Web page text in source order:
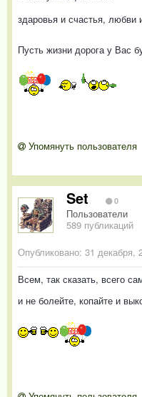
здаровья и счастья, любви
Пусть жизни дорога у Вас
Упомянуть пользователя
Set 0
Пользователи
589 публикаций
Опубликовано: 31 декабря,
Всем, так сказать, всего
и не болейте, копайте и